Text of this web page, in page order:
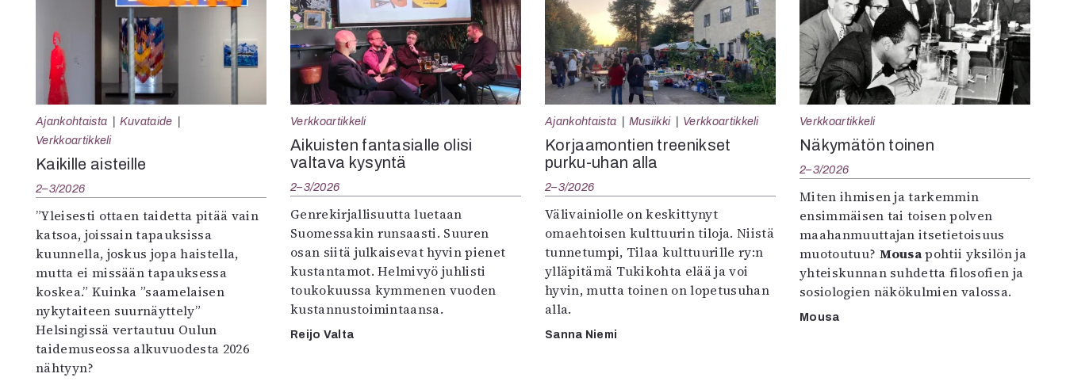
Ajankohtaista
Kuvataide
Verkkoartikkeli
Kaikille aisteille
2–3/2026
”Yleisesti ottaen taidetta pitää vain
katsoa, joissain tapauksissa
kuunnella, joskus jopa haistella,
mutta ei missään tapauksessa
koskea.” Kuinka ”saamelaisen
nykytaiteen suurnäyttely”
Helsingissä vertautuu Oulun
taidemuseossa alkuvuodesta 2026
nähtyyn?
Verkkoartikkeli
Aikuisten fantasialle olisi
valtava kysyntä
2–3/2026
Genrekirjallisuutta luetaan
Suomessakin runsaasti. Suuren
osan siitä julkaisevat hyvin pienet
kustantamot. Helmivyö juhlisti
toukokuussa kymmenen vuoden
kustannustoimintaansa.
Reijo Valta
Ajankohtaista Musiikki Verkkoartikkeli
Korjaamontien treenikset
purku-uhan alla
2–3/2026
Välivainiolle on keskittynyt
omaehtoisen kulttuurin tiloja. Niistä
tunnetumpi, Tilaa kulttuurille ry:n
ylläpitämä Tukikohta elää ja voi
hyvin, mutta toinen on lopetusuhan
alla.
Sanna Niemi
Verkkoartikkeli
Näkymätön toinen
2–3/2026
Miten ihmisen ja tarkemmin
ensimmäisen tai toisen polven
maahanmuuttajan itsetietoisuus
muotoutuu? Mousapohtii yksilön ja
yhteiskunnan suhdetta filosofien ja
sosiologien näkökulmien valossa.
Mousa